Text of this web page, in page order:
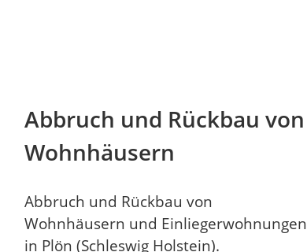
Abbruch und Rückbau von
Wohnhäusern
Abbruch und Rückbau von
Wohnhäusern und Einliegerwohnungen
in Plön (Schleswig Holstein).